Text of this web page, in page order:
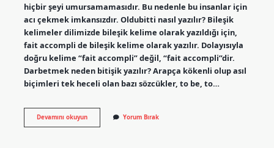
hiçbir şeyi umursamamasıdır. Bu nedenle bu insanlar için
acı çekmek imkansızdır. Oldubitti nasıl yazılır? Bileşik
kelimeler dilimizde bileşik kelime olarak yazıldığı için,
fait accompli de bileşik kelime olarak yazılır. Dolayısıyla
doğru kelime “fait accompli” değil, “fait accompli”dir.
Darbetmek neden bitişik yazılır? Arapça kökenli olup asıl
biçimleri tek heceli olan bazı sözcükler, to be, to…
Devamını okuyunVurdum
Duymaz
Yorum Bırak